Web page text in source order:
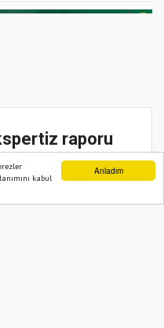
Anladım
kabul
raporu
operasyon: 27